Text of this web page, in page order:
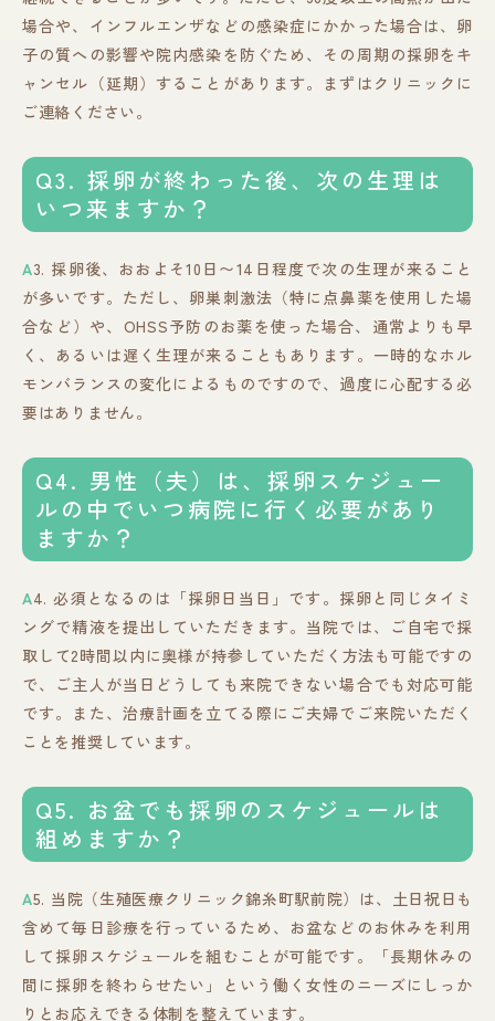
場合や、インフルエンザなどの感染症にかかった場合は、卵
子の質への影響や院内感染を防ぐため、その周期の採卵をキ
ャンセル（延期）することがあります。まずはクリニックに
ご連絡ください。
Q3. 採卵が終わった後、次の生理は
いつ来ますか？
A3. 採卵後、おおよそ10日〜14日程度で次の生理が来ること
が多いです。ただし、卵巣刺激法（特に点鼻薬を使用した場
合など）や、OHSS予防のお薬を使った場合、通常よりも早
く、あるいは遅く生理が来ることもあります。一時的なホル
モンバランスの変化によるものですので、過度に心配する必
要はありません。
Q4. 男性（夫）は、採卵スケジュー
ルの中でいつ病院に行く必要があり
ますか？
A4. 必須となるのは「採卵日当日」です。採卵と同じタイミ
ングで精液を提出していただきます。当院では、ご自宅で採
取して2時間以内に奥様が持参していただく方法も可能ですの
で、ご主人が当日どうしても来院できない場合でも対応可能
です。また、治療計画を立てる際にご夫婦でご来院いただく
ことを推奨しています。
Q5. お盆でも採卵のスケジュールは
組めますか？
A5. 当院（生殖医療クリニック錦糸町駅前院）は、土日祝日も
含めて毎日診療を行っているため、お盆などのお休みを利用
して採卵スケジュールを組むことが可能です。「長期休みの
間に採卵を終わらせたい」という働く女性のニーズにしっか
りとお応えできる体制を整えています。